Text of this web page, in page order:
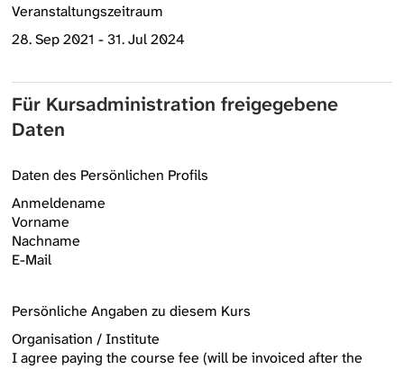
Veranstaltungszeitraum
28. Sep 2021 - 31. Jul 2024
Für Kursadministration freigegebene
Daten
Daten des Persönlichen Profils
Anmeldename
Vorname
Nachname
E-Mail
Persönliche Angaben zu diesem Kurs
Organisation / Institute
I agree paying the course fee (will be invoiced after the